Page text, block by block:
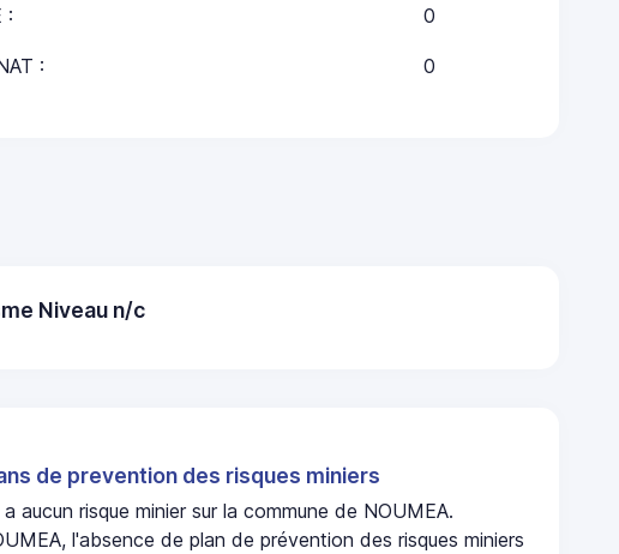
: 0
: 0
Niveau n/c
de prevention des risques miniers
aucun risque minier sur la commune de NOUMEA.
l'absence de plan de prévention des risques miniers